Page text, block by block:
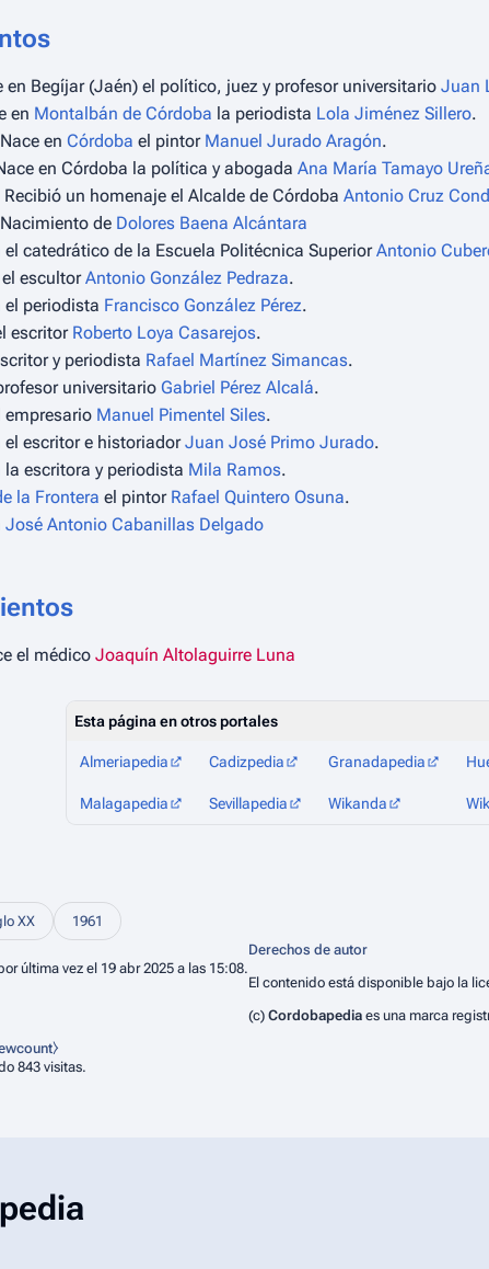
en Begíjar (Jaén) el político, juez y profesor universitario Juan
en Montalbán de Córdoba la periodista Lola Jiménez Sillero.
en Córdoba el pintor Manuel Jurado Aragón.
en Córdoba la política y abogada Ana María Tamayo
Recibió un homenaje el Alcalde de Córdoba Antonio Cruz
de Dolores Baena Alcántara
el catedrático de la Escuela Politécnica SuperiorAntonio
el escultorAntonio González Pedraza.
el periodista Francisco González Pérez.
escritor Roberto Loya Casarejos.
y periodista Rafael Martínez Simancas.
universitario Gabriel Pérez Alcalá.
empresario Manuel Pimentel Siles.
el escritor e historiadorJuan José Primo Jurado.
la escritora y periodista Mila Ramos.
la Frontera el pintor Rafael Quintero Osuna.
José Antonio Cabanillas Delgado
el médico Joaquín Altolaguirre Luna
Esta página en otros portales
Almeriapedia Cadizpedia Granadapedia
Malagapedia Sevillapedia Wikanda
XX
1961
última vez el 19 abr 2025 a las 15:08.
Derechos de autor
El contenido está disponible bajo la
(c) Cordobapedia es una marca
843 visitas.